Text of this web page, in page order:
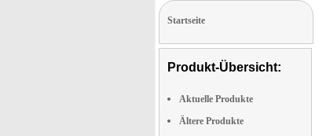
Startseite
Produkt-Übersicht:
Aktuelle Produkte
Ältere Produkte